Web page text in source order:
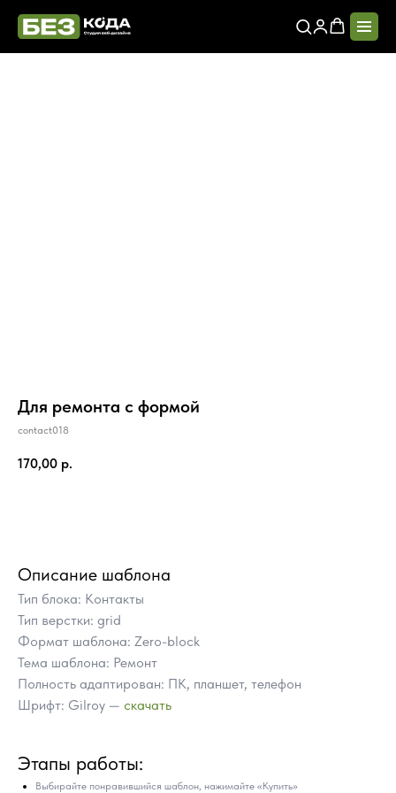
Для ремонта с формой
contact018
170,00 р.
Описание шаблона
Тип блока: Контакты
Тип верстки: grid
Формат шаблона: Zero-block
Тема шаблона: Ремонт
Полность адаптирован: ПК, планшет, телефон
Шрифт: Gilroy — скачать
Этапы работы:
Выбирайте понравившийся шаблон, нажимайте «Купить»
ГОТОВЫЕ БЛОКИ TILDA
ВМЕСТО ЗАКАЗА